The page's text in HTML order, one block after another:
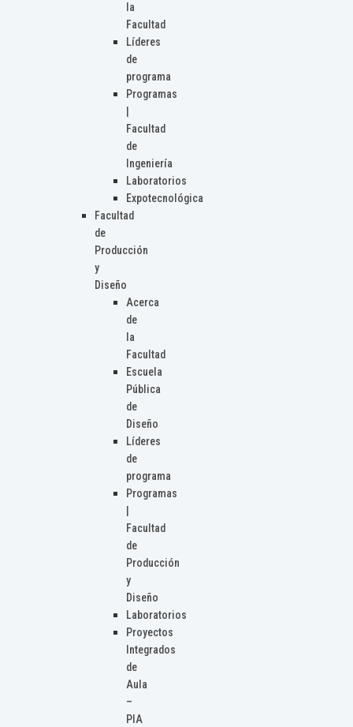
la
Facultad
Líderes
de
programa
Programas
Facultad
de
Ingeniería
Laboratorios
Expotecnológica
Facultad
de
Producción
y
Diseño
Acerca
de
la
Facultad
Escuela
Pública
de
Diseño
Líderes
de
programa
Programas
Facultad
de
Producción
y
Diseño
Laboratorios
Proyectos
Integrados
de
Aula
–
PIA